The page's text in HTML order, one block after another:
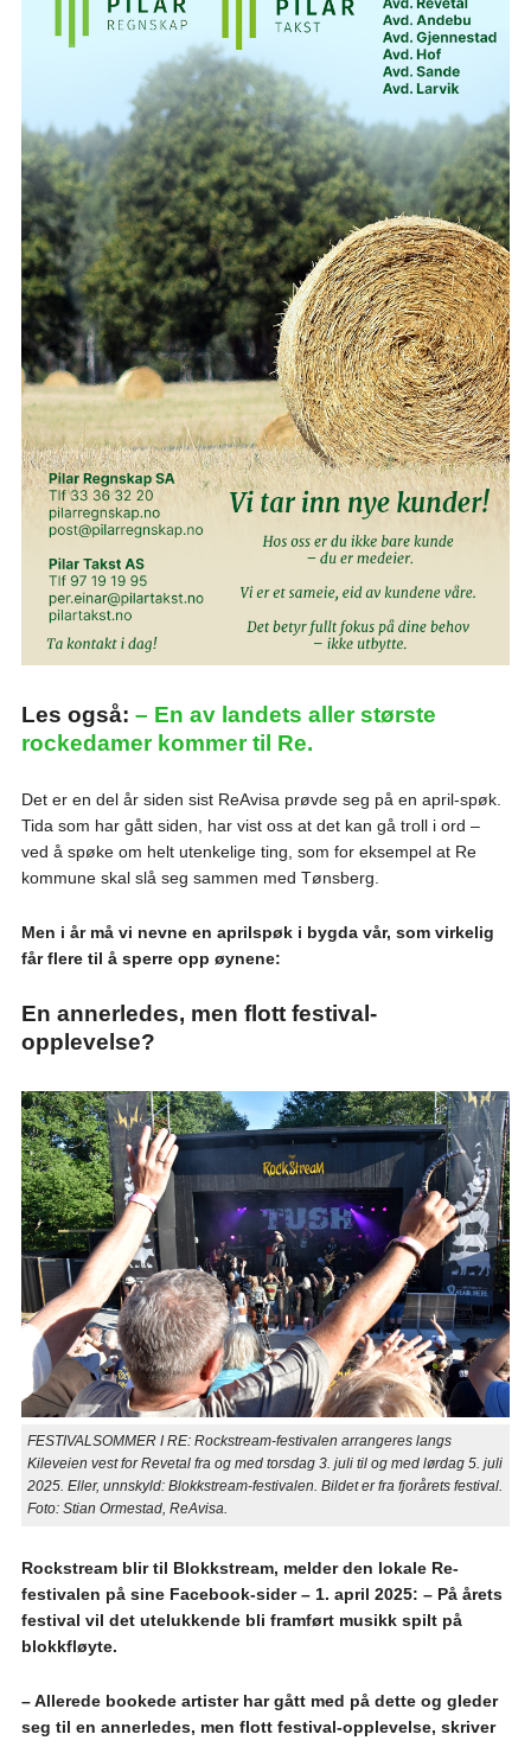
Les også: – En av landets aller største
rockedamer kommer til Re.
Det er en del år siden sist ReAvisa prøvde seg på en april-spøk.
Tida som har gått siden, har vist oss at det kan gå troll i ord –
ved å spøke om helt utenkelige ting, som for eksempel at Re
kommune skal slå seg sammen med Tønsberg.
Men i år må vi nevne en aprilspøk i bygda vår, som virkelig
får flere til å sperre opp øynene:
En annerledes, men flott festival-
opplevelse?
FESTIVALSOMMER I RE: Rockstream-festivalen arrangeres langs
Kileveien vest for Revetal fra og med torsdag 3. juli til og med lørdag 5. juli
2025. Eller, unnskyld: Blokkstream-festivalen. Bildet er fra fjorårets festival.
Foto: Stian Ormestad, ReAvisa.
Rockstream blir til Blokkstream, melder den lokale Re-
festivalen på sine Facebook-sider – 1. april 2025: – På årets
festival vil det utelukkende bli framført musikk spilt på
blokkfløyte.
– Allerede bookede artister har gått med på dette og gleder
seg til en annerledes, men flott festival-opplevelse, skriver